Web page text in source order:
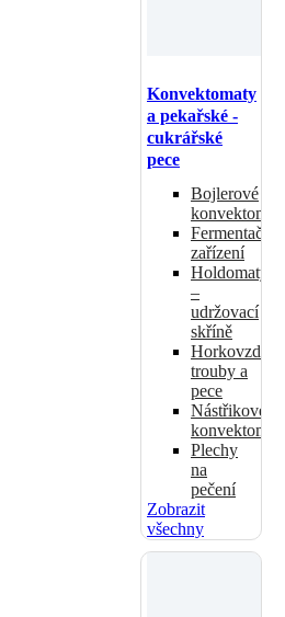
Konvektomaty
a pekařské -
cukrářské
pece
Bojlerové
konvektomaty
Fermentační
zařízení
Holdomaty
–
udržovací
skříně
Horkovzdušné
trouby a
pece
Nástřikové
konvektomaty
Plechy
na
pečení
Zobrazit
všechny